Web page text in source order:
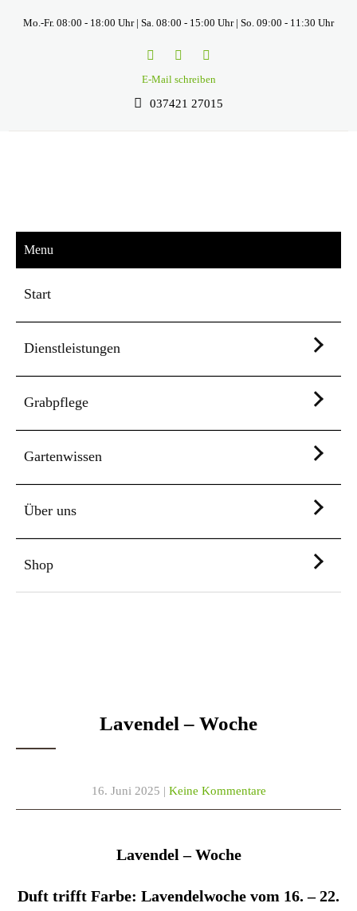
Mo.-Fr. 08:00 - 18:00 Uhr | Sa. 08:00 - 15:00 Uhr | So. 09:00 - 11:30 Uhr
E-Mail schreiben
037421 27015
Menu
Start
Dienstleistungen
Grabpflege
Gartenwissen
Über uns
Shop
Lavendel – Woche
16. Juni 2025 | Keine Kommentare
Lavendel – Woche
Duft trifft Farbe: Lavendelwoche vom 16. – 22.